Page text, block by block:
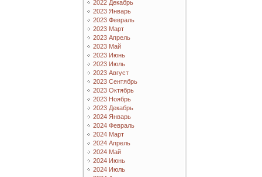
2022 Декабрь
2023 Январь
2023 Февраль
2023 Март
2023 Апрель
2023 Май
2023 Июнь
2023 Июль
2023 Август
2023 Сентябрь
2023 Октябрь
2023 Ноябрь
2023 Декабрь
2024 Январь
2024 Февраль
2024 Март
2024 Апрель
2024 Май
2024 Июнь
2024 Июль